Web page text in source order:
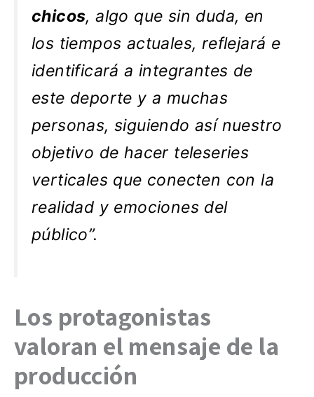
chicos, algo que sin duda, en
los tiempos actuales, reflejará e
identificará a integrantes de
este deporte y a muchas
personas, siguiendo así nuestro
objetivo de hacer teleseries
verticales que conecten con la
realidad y emociones del
público”.
Los protagonistas
valoran el mensaje de la
producción